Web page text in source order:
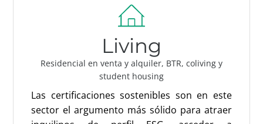
Living
Residencial en venta y alquiler, BTR, coliving y
student housing
Las certificaciones sostenibles son en este
sector el argumento más sólido para atraer